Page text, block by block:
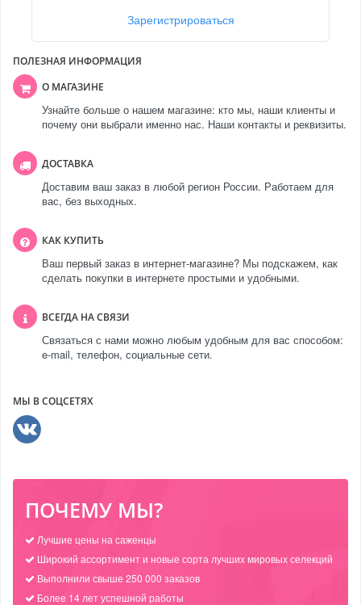
Зарегистрироваться
ПОЛЕЗНАЯ ИНФОРМАЦИЯ
О МАГАЗИНЕ
Узнайте больше о нашем магазине: кто мы, наши клиенты и
почему они выбрали именно нас. Наши контакты и реквизиты.
ДОСТАВКА
Доставим ваш заказ в любой регион России. Работаем для
вас, без выходных.
КАК КУПИТЬ
Ваш первый заказ в интернет-магазине? Мы подскажем, как
сделать покупки в интернете простыми и удобными.
ВСЕГДА НА СВЯЗИ
Связаться с нами можно любым удобным для вас способом:
e-mail, телефон, социальные сети.
МЫ В СОЦСЕТЯХ
ПОЧЕМУ МЫ?
Лучшие цены на саженцы
Широкий ассортимент и новые сорта лучших мировых селекций
Выполнили свыше 250 000 заказов
Более 14 лет успешной работы